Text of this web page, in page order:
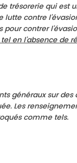
trésorerie qui est
contre
contrer
en l’absence de
généraux sur des
Les
comme tels.